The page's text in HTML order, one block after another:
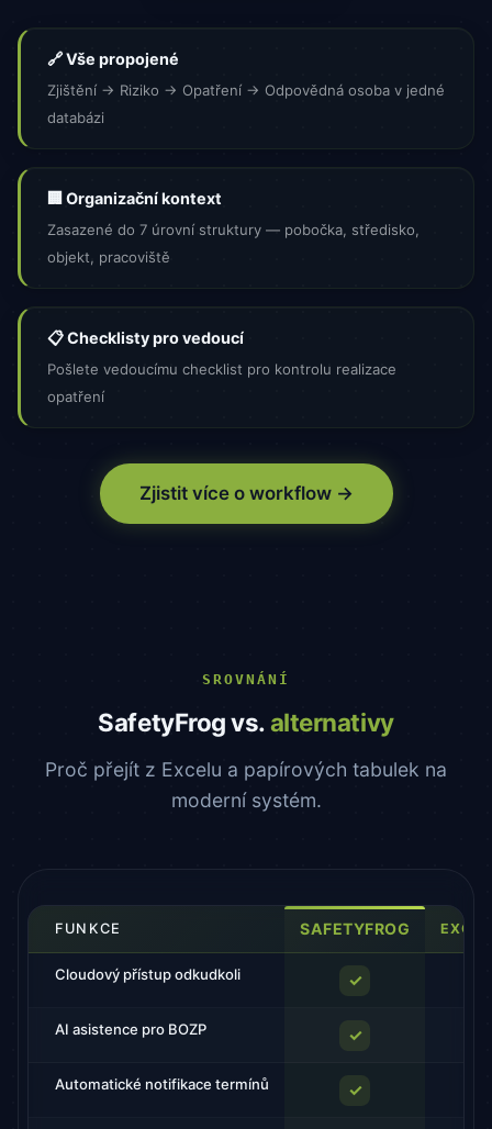
🔗 Vše propojené
Zjištění → Riziko → Opatření → Odpovědná osoba v jedné
databázi
🏢 Organizační kontext
Zasazené do 7 úrovní struktury — pobočka, středisko,
objekt, pracoviště
📋 Checklisty pro vedoucí
Pošlete vedoucímu checklist pro kontrolu realizace
opatření
Zjistit více o workflow →
SROVNÁNÍ
SafetyFrog vs.alternativy
Proč přejít z Excelu a papírových tabulek na
moderní systém.
FUNKCE SAFETYFROG
Cloudový přístup odkudkoli ✓
AI asistence pro BOZP ✓
Automatické notifikace termínů ✓